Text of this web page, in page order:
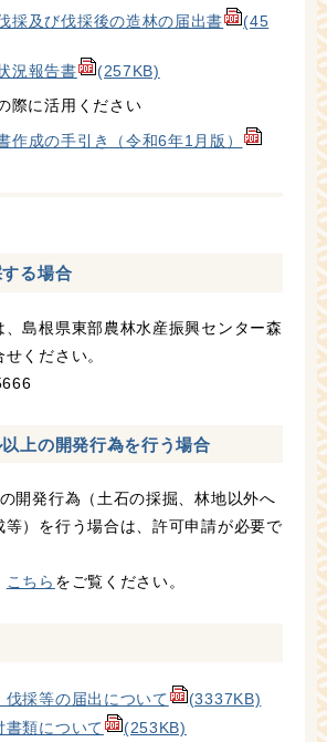
採及び伐採後の造林の届出書
(45
況報告書
(257KB)
際に活用ください
作成の手引き（令和6年1月版）
る場合
、島根県東部農林水産振興センター森
ください。
上の開発行為を行う場合
開発行為（土石の採掘、林地以外へ
等）を行う場合は、許可申請が必要で
こちら をご覧ください。
伐採等の届出について
(3337KB)
書類について
(253KB)